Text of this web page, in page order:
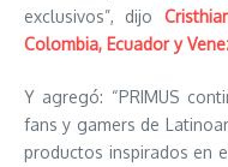
exclusivos”, dijo
Colombia, Ecuador y
Y agregó: “PRIMUS
fans y gamers de
productos inspirados en